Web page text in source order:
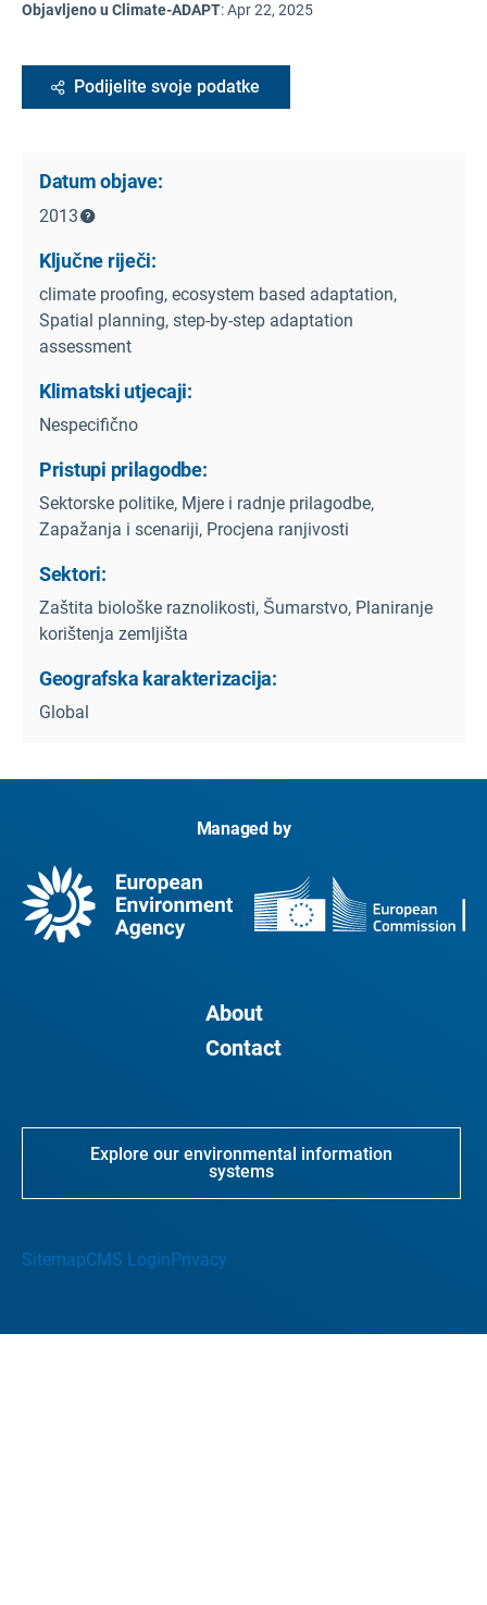
Objavljeno u Climate-ADAPT:Apr 22, 2025
Podijelite svoje podatke
Datum objave:
2013
Ključne riječi:
climate proofing, ecosystem based adaptation,
Spatial planning, step-by-step adaptation
assessment
Klimatski utjecaji:
Nespecifično
Pristupi prilagodbe:
Sektorske politike, Mjere i radnje prilagodbe,
Zapažanja i scenariji, Procjena ranjivosti
Sektori:
Zaštita biološke raznolikosti, Šumarstvo, Planiranje
korištenja zemljišta
Geografska karakterizacija:
Global
Managed by
About
Contact
Explore our environmental information
systems
SitemapCMS LoginPrivacy